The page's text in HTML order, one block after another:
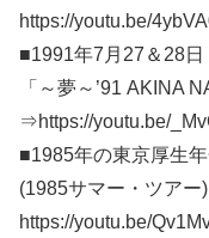
https://youtu.be/
■1991年7月27＆28
「～夢～’91 AKINA
⇒https://youtu.be/
■1985年の東京厚生
(1985サマー・ツア
https://youtu.be/